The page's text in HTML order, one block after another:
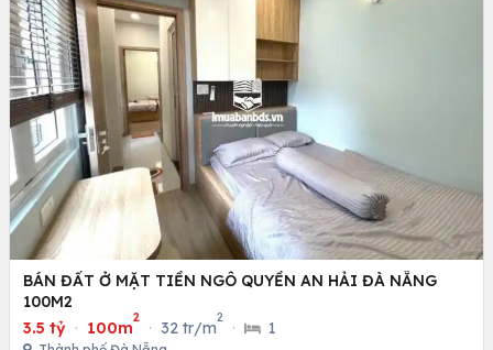
BÁN ĐẤT Ở MẶT TIỀN NGÔ QUYỀN AN HẢI ĐÀ NẴNG
100M2
3.5 tỷ · 100m
2
· 32 tr/m
2
· 1